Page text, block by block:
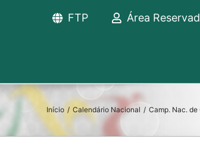
FTP Área
Início / Calendário Nacional / Camp. Nac. de